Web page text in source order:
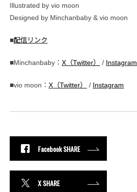
Illustrated by vio moon
Designed by Minchanbaby & vio moon
■配信リンク
■Minchanbaby： X（Twitter） / Instagram
■vio moon： X（Twitter） / Instagram
Facebook SHARE
X SHARE